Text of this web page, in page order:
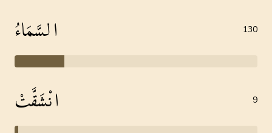
السَّمَاءُ 130
انْشَقَّتْ 9